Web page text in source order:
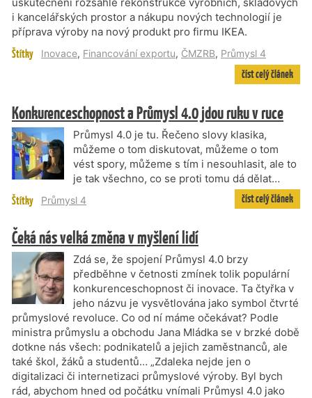
i kancelářských prostor a nákupu nových technologií je
příprava výroby na nový produkt pro firmu IKEA.
Štítky Inovace, Financování exportu, ČMZRB, Průmysl 4
číst celý článek
Konkurenceschopnost a Průmysl 4.0 jdou ruku v ruce
Průmysl 4.0 je tu. Řečeno slovy klasika,
můžeme o tom diskutovat, můžeme o tom
vést spory, můžeme s tím i nesouhlasit, ale to
je tak všechno, co se proti tomu dá dělat…
Štítky Průmysl 4 číst celý článek
Čeká nás velká změna v myšlení lidí
Zdá se, že spojení Průmysl 4.0 brzy
předběhne v četnosti zmínek tolik populární
konkurenceschopnost či inovace. Ta čtyřka v
jeho názvu je vysvětlována jako symbol čtvrté
průmyslové revoluce. Co od ní máme očekávat? Podle
ministra průmyslu a obchodu Jana Mládka se v brzké době
dotkne nás všech: podnikatelů a jejich zaměstnanců, ale
také škol, žáků a studentů… „Zdaleka nejde jen o
digitalizaci či internetizaci průmyslové výroby. Byl bych
rád, abychom hned od počátku vnímali Průmysl 4.0 jako